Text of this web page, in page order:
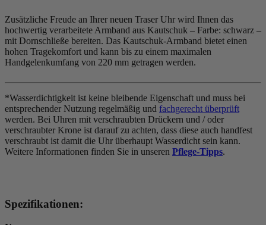
Zusätzliche Freude an Ihrer neuen Traser Uhr wird Ihnen das
hochwertig verarbeitete Armband aus Kautschuk – Farbe: schwarz –
mit Dornschließe bereiten. Das Kautschuk-Armband bietet einen
hohen Tragekomfort und kann bis zu einem maximalen
Handgelenkumfang von 220 mm getragen werden.
*Wasserdichtigkeit ist keine bleibende Eigenschaft und muss bei
entsprechender Nutzung regelmäßig und fachgerecht überprüft
werden. Bei Uhren mit verschraubten Drückern und / oder
verschraubter Krone ist darauf zu achten, dass diese auch handfest
verschraubt ist damit die Uhr überhaupt Wasserdicht sein kann.
Weitere Informationen finden Sie in unseren Pflege-Tipps.
Spezifikationen: